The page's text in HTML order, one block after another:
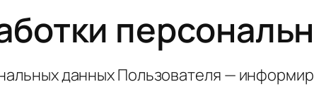
данных Пользователя —